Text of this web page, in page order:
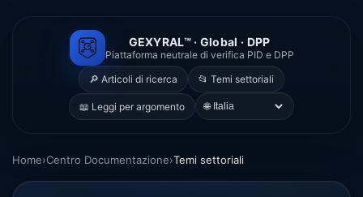
GEXYRAL™ · Global · DPP
Piattaforma neutrale di verifica PID e DPP
🔎 Articoli di ricerca
📂 Temi settoriali
📖 Leggi per argomento 🌐
Home›Centro Documentazione›Temi settoriali